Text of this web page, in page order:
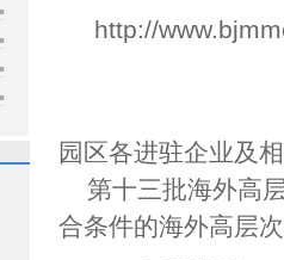
http://
园区各进驻企业及
第十三批海外高
合条件的海外高层